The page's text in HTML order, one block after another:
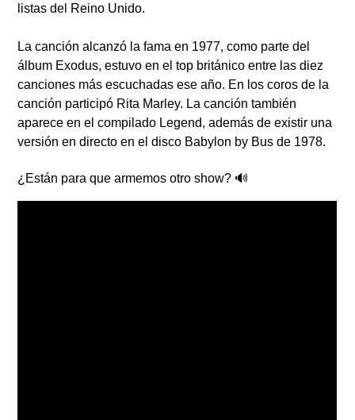
listas del Reino Unido.
La canción alcanzó la fama en 1977, como parte del
álbum Exodus, estuvo en el top británico entre las diez
canciones más escuchadas ese año.​ En los coros de la
canción participó Rita Marley. La canción también
aparece en el compilado Legend, además de existir una
versión en directo en el disco Babylon by Busde 1978.
¿Están para que armemos otro show? 🔊